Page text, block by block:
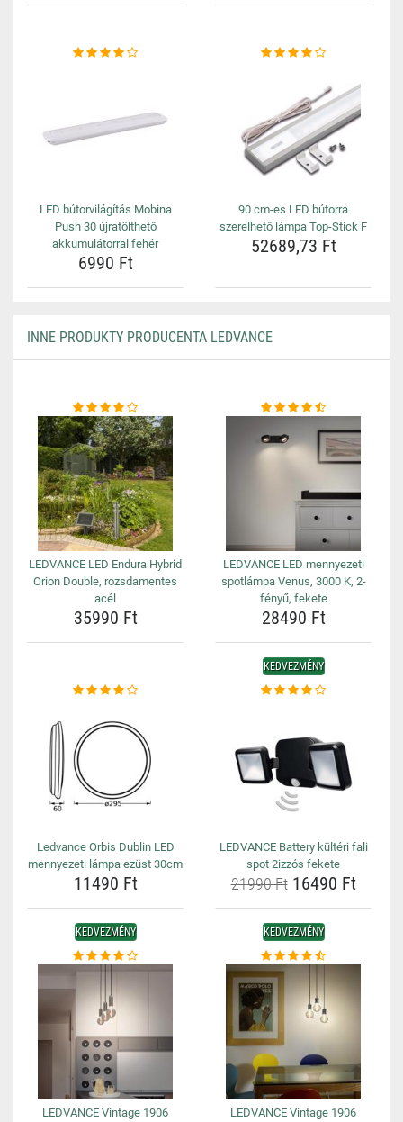
LED bútorvilágítás Mobina
Push 30 újratölthető
akkumulátorral fehér
6990 Ft
90 cm-es LED bútorra
szerelhető lámpa Top-Stick F
52689,73 Ft
INNE PRODUKTY PRODUCENTA LEDVANCE
LEDVANCE LED Endura Hybrid
Orion Double, rozsdamentes
acél
35990 Ft
LEDVANCE LED mennyezeti
spotlámpa Venus, 3000 K, 2-
fényű, fekete
28490 Ft
Ledvance Orbis Dublin LED
mennyezeti lámpa ezüst 30cm
11490 Ft
KEDVEZMÉNY
LEDVANCE Battery kültéri fali
spot 2izzós fekete
21990 Ft16490 Ft
KEDVEZMÉNY
LEDVANCE Vintage 1906
KEDVEZMÉNY
LEDVANCE Vintage 1906